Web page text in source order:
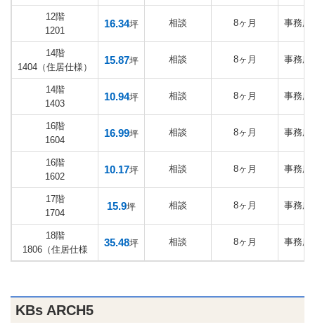
12階
1201
16.34坪 相談 8ヶ月 事務所
14階
1404（住居仕様）
15.87坪 相談 8ヶ月 事務所
14階
1403
10.94坪 相談 8ヶ月 事務所
16階
1604
16.99坪 相談 8ヶ月 事務所
16階
1602
10.17坪 相談 8ヶ月 事務所
17階
1704
15.9坪 相談 8ヶ月 事務所
18階
1806（住居仕様
35.48坪 相談 8ヶ月 事務所
KBs ARCH5